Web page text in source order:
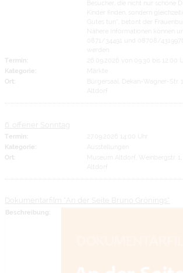
Besucher, die nicht nur schöne
Kinder finden, sondern
Gutes tun“, betont der
Nähere Informationen können
0871/34491 und 08708/
werden.
Termin:
Kategorie:
Märkte
Ort:
Bürgersaal, Dekan-Wagner-Str.
Altdorf
6. offener Sonntag
Termin:
Kategorie:
Ausstellungen
Ort:
Museum Altdorf, Weinbergstr. 1,
Altdorf
Dokumentarfilm "An der Seite Bruno Grönings"
Beschreibung: